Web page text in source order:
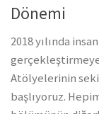
Dönemi
2018 yılında
Atölyelerinin
başlıyoruz.